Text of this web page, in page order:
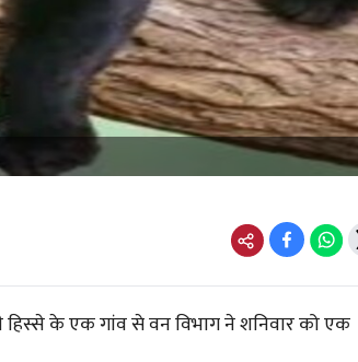
हिस्से के एक गांव से वन विभाग ने शनिवार को एक